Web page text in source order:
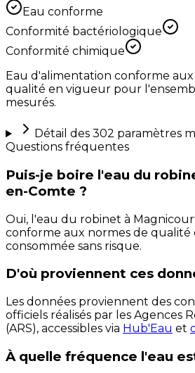
Eau conforme
Conformité bactériologique
Conformité chimique
Eau d'alimentation conforme
qualité en vigueur pour
mesurés.
Détail des 302 paramètres
Questions fréquentes
Puis-je boire l'eau du
en-Comte ?
Oui, l'eau du robinet à
conforme aux normes de
consommée sans risque.
D'où proviennent ces
Les données proviennent des
officiels réalisés par les Agences
(ARS), accessibles via Hub'Eau et
À quelle fréquence l'eau